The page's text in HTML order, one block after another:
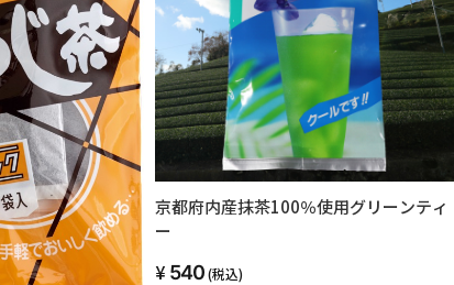
京都府内産抹茶100％使用グリーンティ
ー
540(税込)